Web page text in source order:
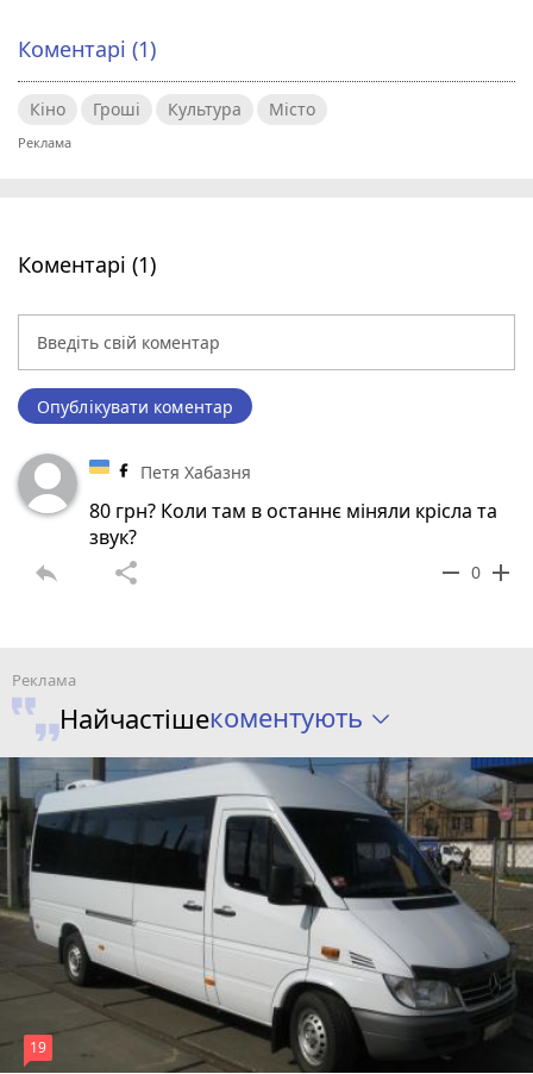
Коментарі (1)
Кіно Гроші Культура Місто
Коментарі (1)
Опублікувати коментар
Петя Хабазня
80 грн? Коли там в останнє міняли крісла та
звук?
reply share remove 0 add
Найчастішекоментують
19